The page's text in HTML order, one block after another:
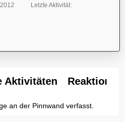
Letzte Aktivität
Aktivitäten Reaktionen
an der Pinnwand verfasst.